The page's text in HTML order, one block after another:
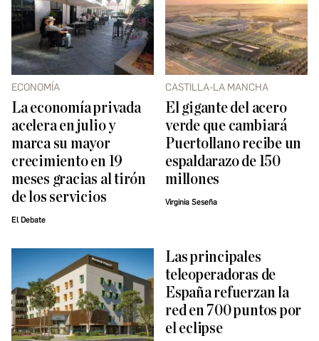
ECONOMÍA
La economía privada
acelera en julio y
marca su mayor
crecimiento en 19
meses gracias al tirón
de los servicios
El Debate
CASTILLA-LA MANCHA
El gigante del acero
verde que cambiará
Puertollano recibe un
espaldarazo de 150
millones
Virginia Seseña
Las principales
teleoperadoras de
España refuerzan la
red en 700 puntos por
el eclipse